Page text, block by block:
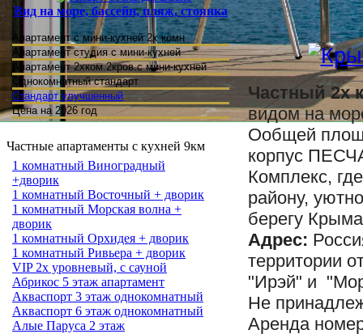
Вид на море, бассейн, пляж, стоянка
Апартамент с мини-кухней 2х комн
Апартамент студияс мини-кухней
Апартамент 2хком.2кров.с мини-кухней
Однокомнатный стандарт
Стандарт улучшенный
Цена на 2026 год
Частные апартаменты с кухней 9км
1 комнатный Виноградный
+дворик
1 комнатный Восточный + дворик
1 комнатный Морская волна +
дворик
1 комнатный Орхидея + дворик
1 комнатный Ривьера + дворик
VIP 2х уровневый, с сауной
Абрикос 5 этаж апартамент
Акваспорт 3 этаж однокомнатный
Акваспорт 6 этаж однокомнатный
Алые Паруса 2 этаж
Частный 2х
видом на
Ообщей
корпус
Комплекс,
району,
берегу
Адрес:
территории
"Ирэй" и
Не
Аренда